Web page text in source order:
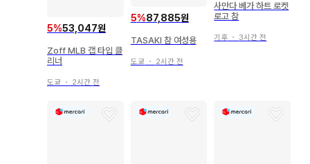
5%53,047원
Zoff MLB 캡 타입 클
리너
도쿄 ・ 2시간 전
5%87,885원
TASAKI 참 여성용
도쿄 ・ 2시간 전
사만다 베가 하트 로켓
로고 참
기후 ・ 3시간 전